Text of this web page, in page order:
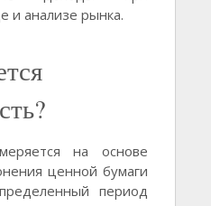
и анализе рынка.
на основе
ценной бумаги
период